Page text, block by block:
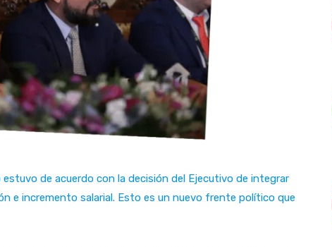
de acuerdo con la decisión del Ejecutivo de integrar
e incremento salarial. Esto es un nuevo frente político que